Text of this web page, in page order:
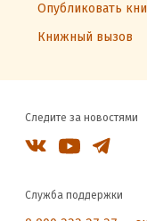
Опубликовать
Книжный вызов
Следите за новостями
Служба поддержки